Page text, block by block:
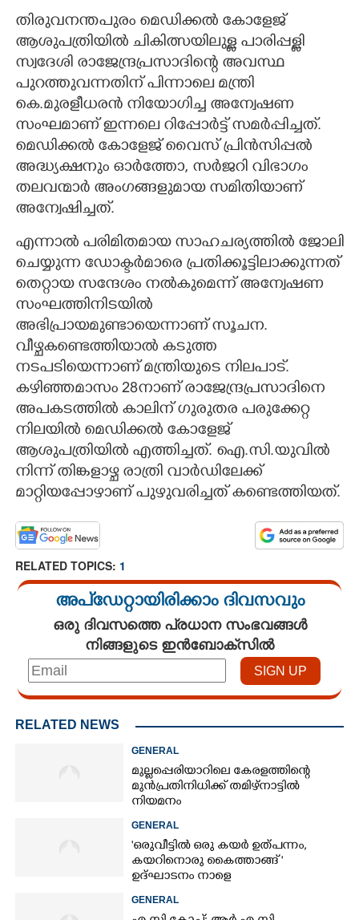
തിരുവനന്തപുരം മെഡിക്കൽ കോളേജ്
ആശുപത്രിയിൽ ചികിത്സയിലുള്ള പാരിപ്പള്ളി
സ്വദേശി രാജേന്ദ്രപ്രസാദിന്റെ അവസ്ഥ
പുറത്തുവന്നതിന് പിന്നാലെ മന്ത്രി
കെ.മുരളീധരൻ നിയോഗിച്ച അന്വേഷണ
സംഘമാണ് ഇന്നലെ റിപ്പോർട്ട് സമർപ്പിച്ചത്.
മെഡിക്കൽ കോളേജ് വൈസ് പ്രിൻസിപ്പൽ
അദ്ധ്യക്ഷനും ഓർത്തോ, സർജറി വിഭാഗം
തലവന്മാർ അംഗങ്ങളുമായ സമിതിയാണ്
അന്വേഷിച്ചത്.
എന്നാൽ പരിമിതമായ സാഹചര്യത്തിൽ ജോലി
ചെയ്യുന്ന ഡോക്ടർമാരെ പ്രതിക്കൂട്ടിലാക്കുന്നത്
തെറ്റായ സന്ദേശം നൽകുമെന്ന് അന്വേഷണ
സംഘത്തിനിടയിൽ
അഭിപ്രായമുണ്ടായെന്നാണ് സൂചന.
വീഴ്ചകണ്ടെത്തിയാൽ കടുത്ത
നടപടിയെന്നാണ് മന്ത്രിയുടെ നിലപാട്.
കഴിഞ്ഞമാസം 28നാണ് രാജേന്ദ്രപ്രസാദിനെ
അപകടത്തിൽ കാലിന് ഗുരുതര പരുക്കേറ്റ
നിലയിൽ മെഡിക്കൽ കോളേജ്
ആശുപത്രിയിൽ എത്തിച്ചത്. ഐ.സി.യുവിൽ
നിന്ന് തിങ്കളാഴ്ച രാത്രി വാർഡിലേക്ക്
മാറ്റിയപ്പോഴാണ് പുഴുവരിച്ചത് കണ്ടെത്തിയത്.
RELATED TOPICS: 1
അപ്ഡേറ്റായിരിക്കാം ദിവസവും
ഒരു ദിവസത്തെ പ്രധാന സംഭവങ്ങൾ
നിങ്ങളുടെ ഇൻബോക്സിൽ
RELATED NEWS
GENERAL
മുല്ലപ്പെരിയാറിലെ കേരളത്തിന്റെ
മുൻപ്രതിനിധിക്ക് തമിഴ്നാട്ടിൽ
നിയമനം
GENERAL
'ഒരുവീട്ടിൽ ഒരു കയർ ഉത്പന്നം,
കയറിനൊരു കൈത്താങ്ങ് '
ഉദ്ഘാടനം നാളെ
GENERAL